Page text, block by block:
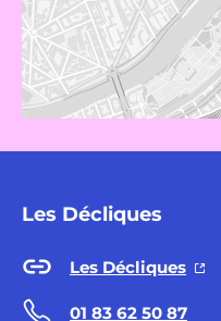
Les Décliques
Les Décliques
01 83 62 50 87